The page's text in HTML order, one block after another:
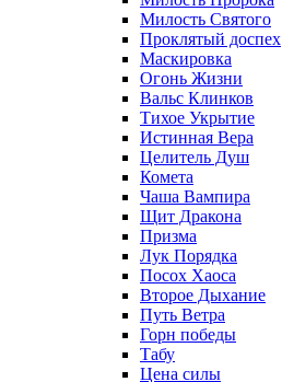
Милость Святого
Проклятый доспех
Маскировка
Огонь Жизни
Вальс Клинков
Тихое Укрытие
Истинная Вера
Целитель Душ
Комета
Чаша Вампира
Щит Дракона
Призма
Лук Порядка
Посох Хаоса
Второе Дыхание
Путь Ветра
Горн победы
Табу
Цена силы